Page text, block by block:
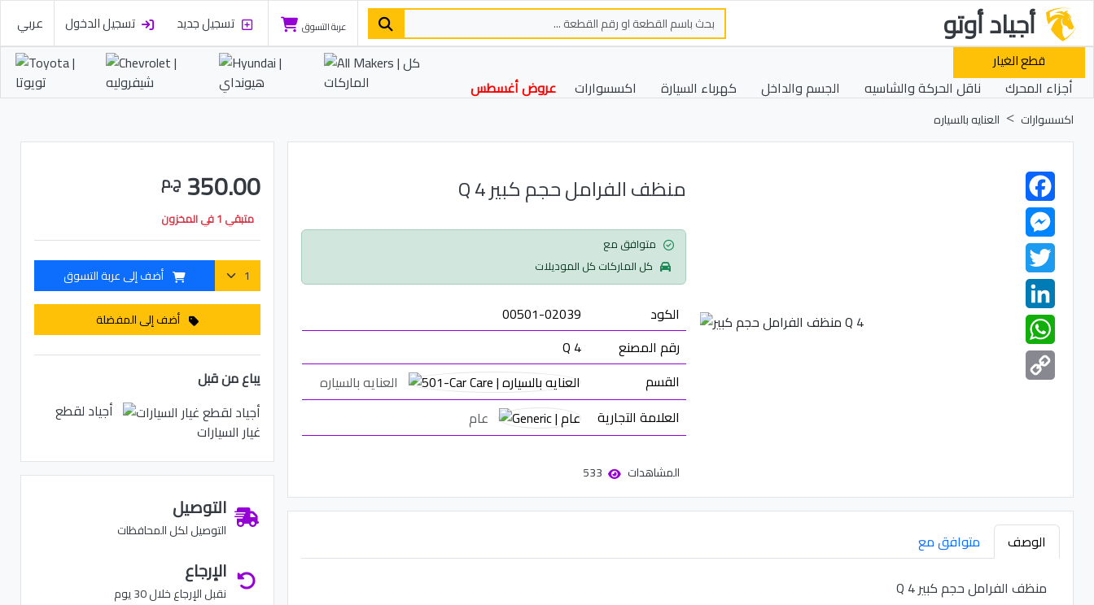
أجياد أوتو عربة التسوق تسجيل جديد تسجيل الدخول
عربي
قطع الغيار
أجزاء المحرك ناقل الحركة والشاسيه الجسم والداخل كهرباء السيارة اكسسوارات عروض أغسطس
اكسسوارات العنايه بالسياره
Facebook
Messenger
Twitter
LinkedIn
WhatsApp
Copy
Link
منظف الفرامل حجم كبير Q 4
كل الماركات كل الموديلات
الكود
00501-02039
رقم المصنع
Q 4
القسم
العنايه بالسياره
العلامة التجارية
عام
المشاهدات
الوصف
متوافق مع
منظف الفرامل حجم كبير Q 4
350.00 ج.م
متبقي 1 في المخزون
أضف إلى عربة التسوق
أضف إلى المفضلة
يباع من قبل
أجياد لقطع
غيار السيارات
التوصيل
التوصيل لكل المحافظات
الإرجاع
نقبل الإرجاع خلال 30 يوم